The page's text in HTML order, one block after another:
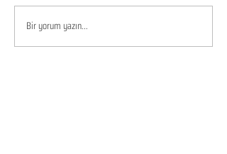
Bir yorum yazın...